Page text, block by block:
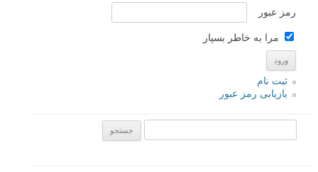
رفلکتور ها با پوشش های متنوع زیادی موجود هستند، مثل طلایی (که به
صورت یک تابش گرم اضافه می کند) و سفید (که سایه ها را بالا کشیده و به
تعادل نور کمک می کند). شما حتی می توانید رفلکتوری با چند پوشش یا جلد
مختلف تهیه کنید. اما چه زمانی و از کدام رنگ رفلکتور استفاده کنیم؟ در
ادامه به شما خواهیم گفت.
ادامه مطلب